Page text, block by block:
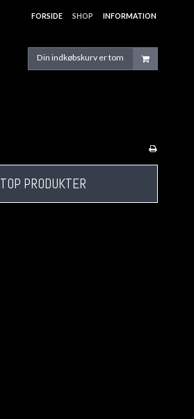
FORSIDE SHOP INFORMATION
Din indkøbskurv er tom
TOP PRODUKTER